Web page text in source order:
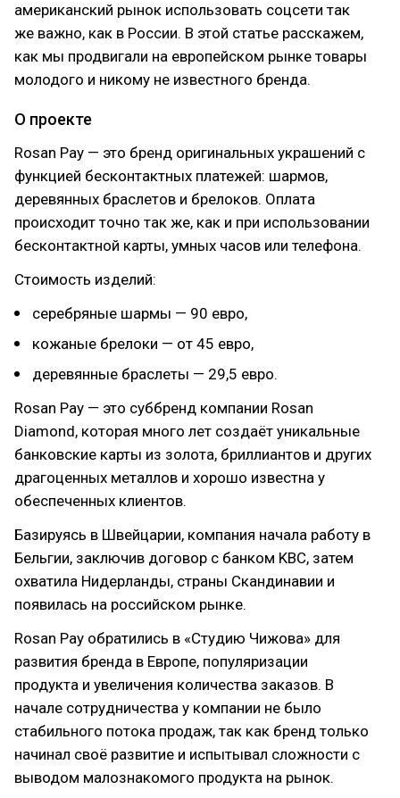
американский рынок использовать соцсети так
же важно, как в России. В этой статье расскажем,
как мы продвигали на европейском рынке товары
молодого и никому не известного бренда.
О проекте
Rosan Pay — это бренд оригинальных украшений с
функцией бесконтактных платежей: шармов,
деревянных браслетов и брелоков. Оплата
происходит точно так же, как и при использовании
бесконтактной карты, умных часов или телефона.
Стоимость изделий:
серебряные шармы — 90 евро,
кожаные брелоки — от 45 евро,
деревянные браслеты — 29,5 евро.
Rosan Pay — это суббренд компании Rosan
Diamond, которая много лет создаёт уникальные
банковские карты из золота, бриллиантов и других
драгоценных металлов и хорошо известна у
обеспеченных клиентов.
Базируясь в Швейцарии, компания начала работу в
Бельгии, заключив договор с банком KBC, затем
охватила Нидерланды, страны Скандинавии и
появилась на российском рынке.
Rosan Pay обратились в «Студию Чижова» для
развития бренда в Европе, популяризации
продукта и увеличения количества заказов. В
начале сотрудничества у компании не было
стабильного потока продаж, так как бренд только
начинал своё развитие и испытывал сложности с
выводом малознакомого продукта на рынок.